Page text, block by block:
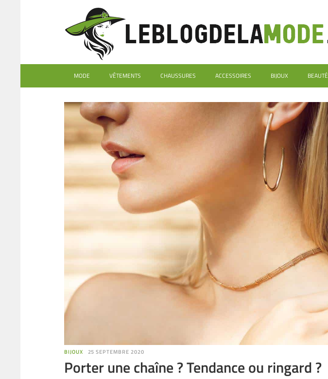
MODE VÊTEMENTS CHAUSSURES ACCESSOIRES BIJOUX BEAUTÉ
BIJOUX 25 SEPTEMBRE 2020
Porter une chaîne ? Tendance ou ringard ?